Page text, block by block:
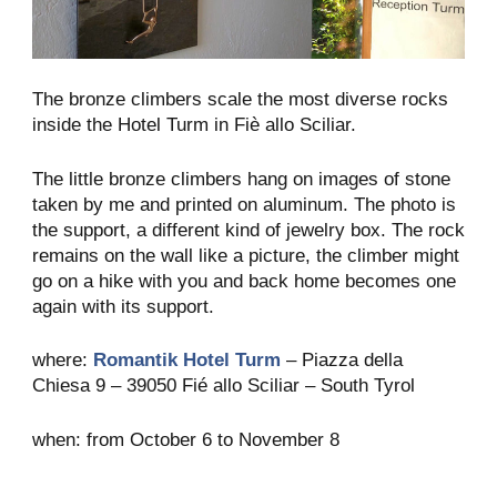
The bronze climbers scale the most diverse rocks
inside the Hotel Turm in Fiè allo Sciliar.
The little bronze climbers hang on images of stone
taken by me and printed on aluminum. The photo is
the support, a different kind of jewelry box. The rock
remains on the wall like a picture, the climber might
go on a hike with you and back home becomes one
again with its support.
where: Romantik Hotel Turm – Piazza della
Chiesa 9 – 39050 Fié allo Sciliar – South Tyrol
when: from October 6 to November 8